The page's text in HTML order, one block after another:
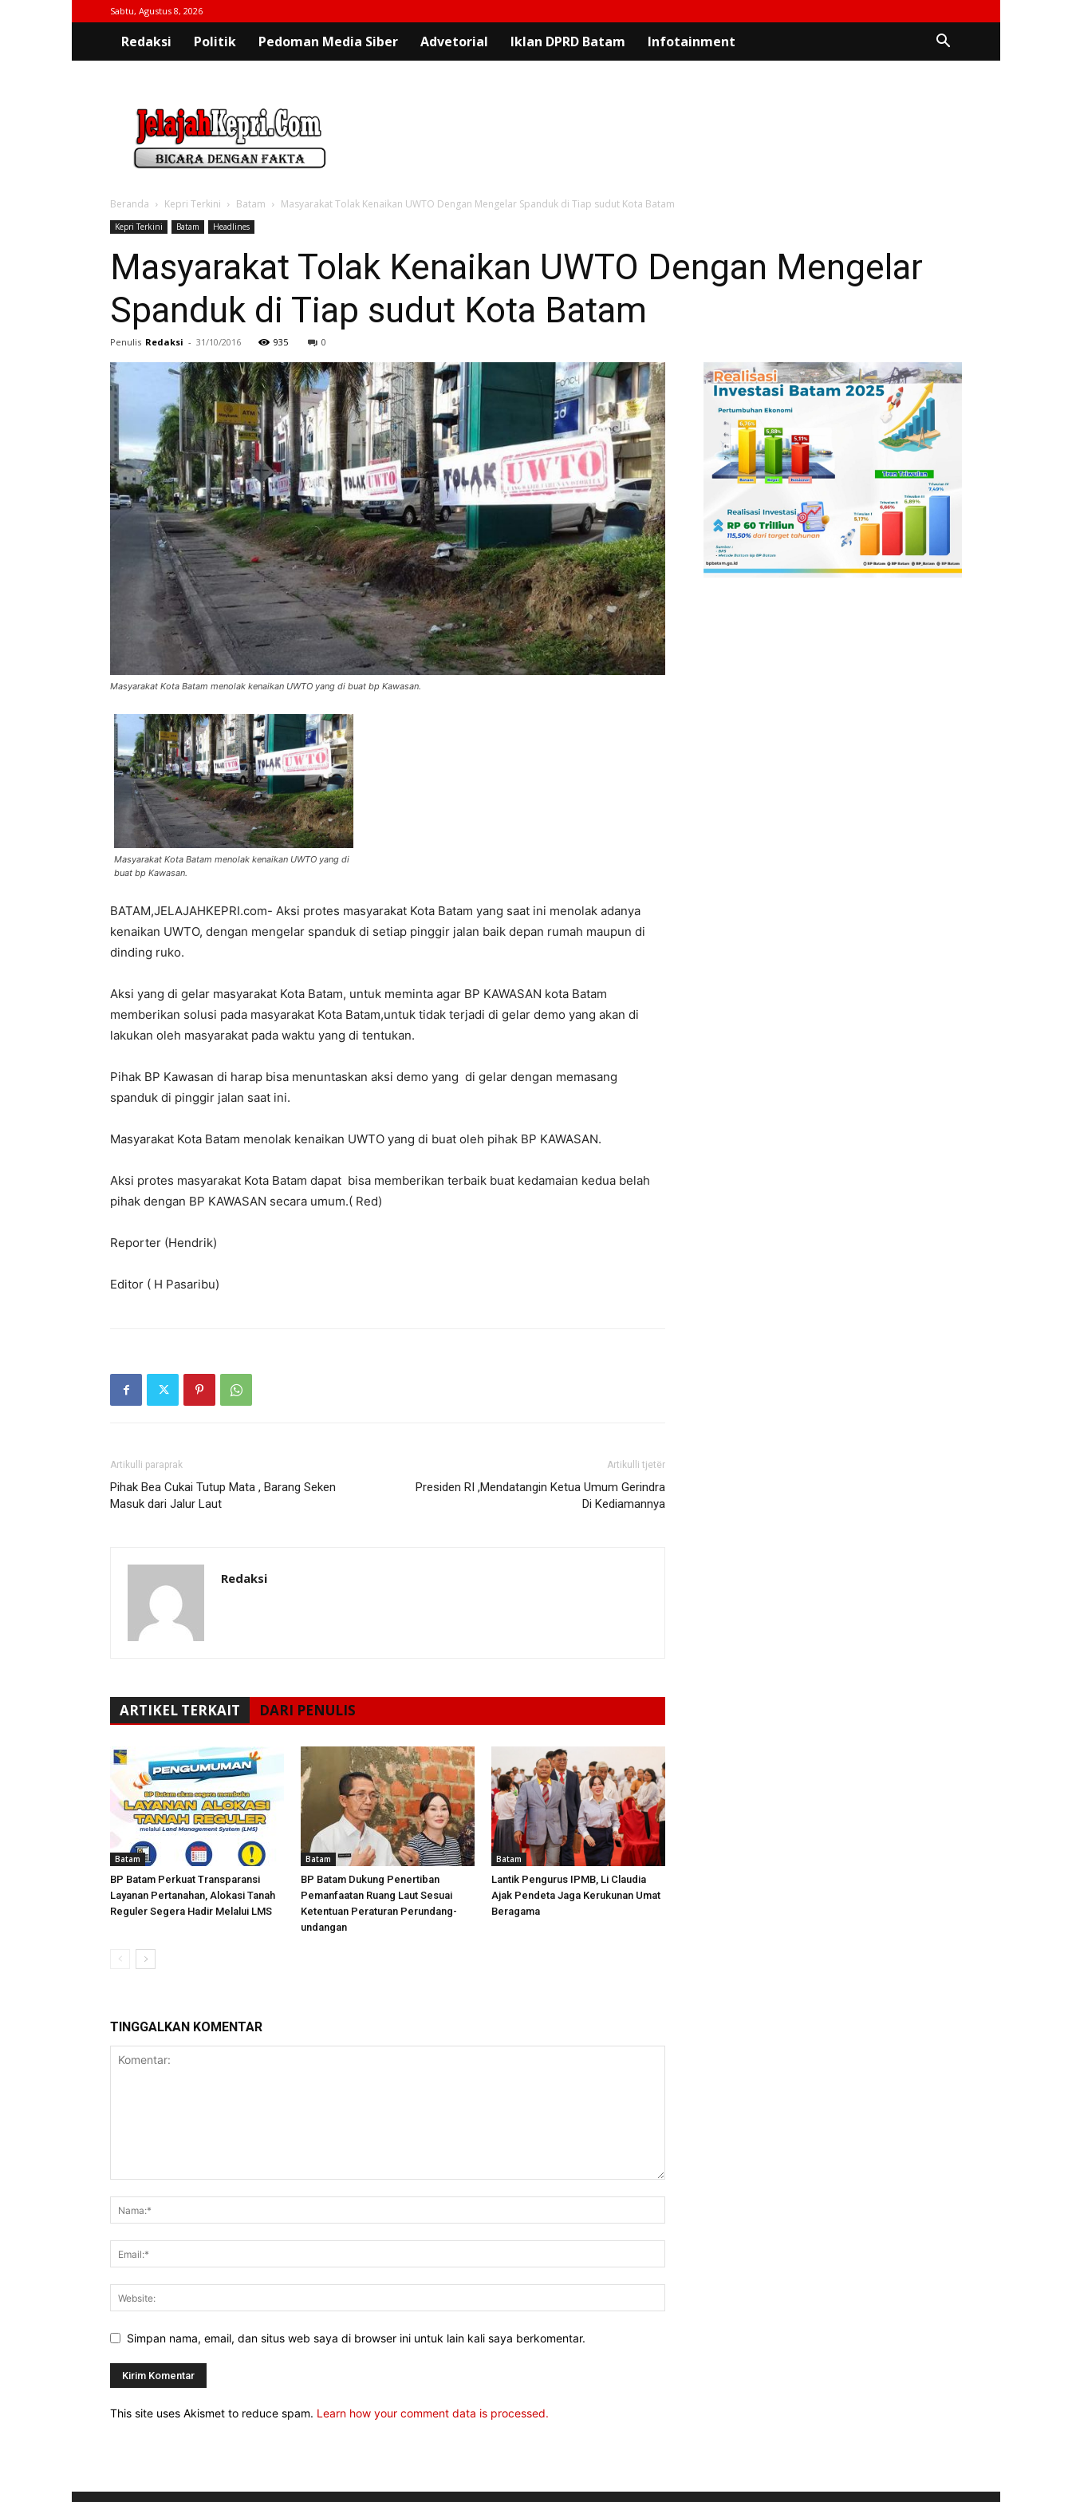
Sabtu, Agustus 8, 2026
Redaksi Politik Pedoman Media Siber Advetorial Iklan DPRD Batam Infotainment
Beranda Kepri Terkini Batam Masyarakat Tolak Kenaikan UWTO Dengan Mengelar Spanduk di Tiap sudut Kota Batam
Kepri Terkini Batam Headlines
Masyarakat Tolak Kenaikan UWTO Dengan Mengelar
Spanduk di Tiap sudut Kota Batam
Penulis Redaksi - 31/10/2016 935 0
Masyarakat Kota Batam menolak kenaikan UWTO yang di buat bp Kawasan.
Masyarakat Kota Batam menolak kenaikan UWTO yang di
buat bp Kawasan.
BATAM,JELAJAHKEPRI.com- Aksi protes masyarakat Kota Batam yang saat ini menolak adanya
kenaikan UWTO, dengan mengelar spanduk di setiap pinggir jalan baik depan rumah maupun di
dinding ruko.
Aksi yang di gelar masyarakat Kota Batam, untuk meminta agar BP KAWASAN kota Batam
memberikan solusi pada masyarakat Kota Batam,untuk tidak terjadi di gelar demo yang akan di
lakukan oleh masyarakat pada waktu yang di tentukan.
Pihak BP Kawasan di harap bisa menuntaskan aksi demo yang di gelar dengan memasang
spanduk di pinggir jalan saat ini.
Masyarakat Kota Batam menolak kenaikan UWTO yang di buat oleh pihak BP KAWASAN.
Aksi protes masyarakat Kota Batam dapat bisa memberikan terbaik buat kedamaian kedua belah
pihak dengan BP KAWASAN secara umum.( Red)
Reporter (Hendrik)
Editor ( H Pasaribu)
Artikulli paraprak
Pihak Bea Cukai Tutup Mata , Barang Seken
Masuk dari Jalur Laut
Artikulli tjetër
Presiden RI ,Mendatangin Ketua Umum Gerindra
Di Kediamannya
Redaksi
ARTIKEL TERKAIT DARI PENULIS
Batam
BP Batam Perkuat Transparansi
Layanan Pertanahan, Alokasi Tanah
Reguler Segera Hadir Melalui LMS
Batam
BP Batam Dukung Penertiban
Pemanfaatan Ruang Laut Sesuai
Ketentuan Peraturan Perundang-
undangan
Batam
Lantik Pengurus IPMB, Li Claudia
Ajak Pendeta Jaga Kerukunan Umat
Beragama
TINGGALKAN KOMENTAR
Simpan nama, email, dan situs web saya di browser ini untuk lain kali saya berkomentar.
This site uses Akismet to reduce spam. Learn how your comment data is processed.